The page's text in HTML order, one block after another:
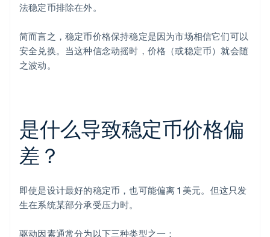
法稳定币排除在外。
简而言之，稳定币价格保持稳定是因为市场相信它们可以
安全兑换。当这种信念动摇时，价格（或稳定币）就会随
之波动。
是什么导致稳定币价格偏
差？
即使是设计最好的稳定币，也可能偏离 1 美元。但这只发
生在系统某部分承受压力时。
驱动因素通常分为以下三种类型之一：